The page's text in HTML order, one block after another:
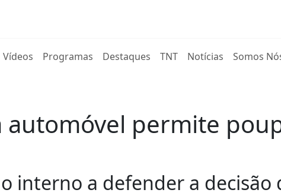
Vídeos Programas Destaques TNT Notícias Somos
automóvel permite
interno a defender a decisão